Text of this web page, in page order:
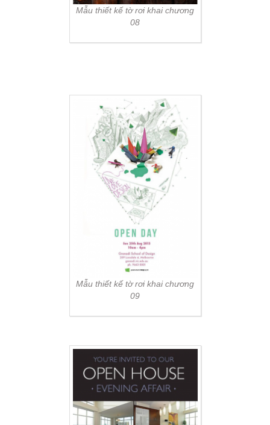
Mẫu thiết kế tờ rơi khai chương
08
Mẫu thiết kế tờ rơi khai chương
09